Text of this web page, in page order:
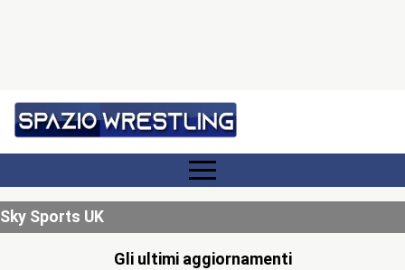
Sky Sports UK
Gli ultimi aggiornamenti